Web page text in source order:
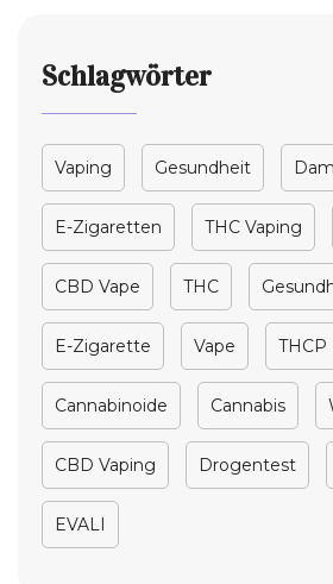
Schlagwörter
Vaping Gesundheit
E-Zigaretten THC Vaping
CBD Vape THC
E-Zigarette Vape THCP
Cannabinoide Cannabis
CBD Vaping Drogentest
EVALI